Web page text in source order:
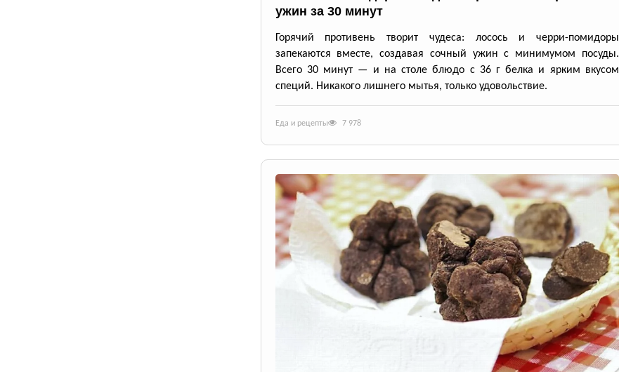
ужин за 30 минут
Горячий противень творит чудеса: лосось и черри-помидоры
запекаются вместе, создавая сочный ужин с минимумом посуды.
Всего 30 минут — и на столе блюдо с 36 г белка и ярким вкусом
специй. Никакого лишнего мытья, только удовольствие.
Еда и рецепты 7 978